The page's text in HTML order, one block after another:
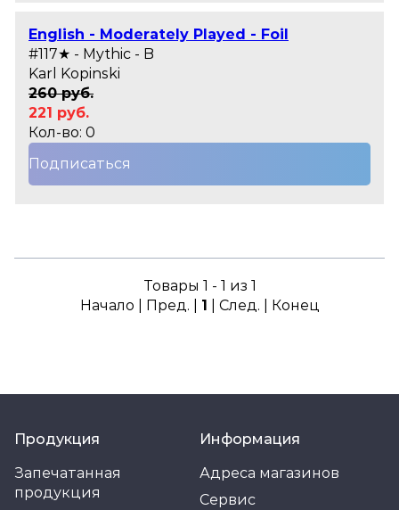
English - Moderately Played - Foil
#117★ - Mythic - B
Karl Kopinski
260 руб.
221 руб.
Кол-во: 0
Подписаться
Товары 1 - 1 из 1
Начало | Пред. | 1 | След. | Конец
Продукция
Запечатанная
продукция
Информация
Адреса магазинов
Сервис